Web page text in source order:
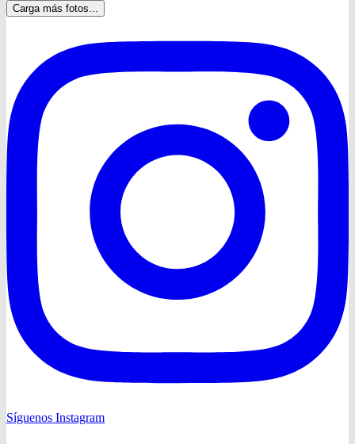
Carga más fotos...
Síguenos Instagram